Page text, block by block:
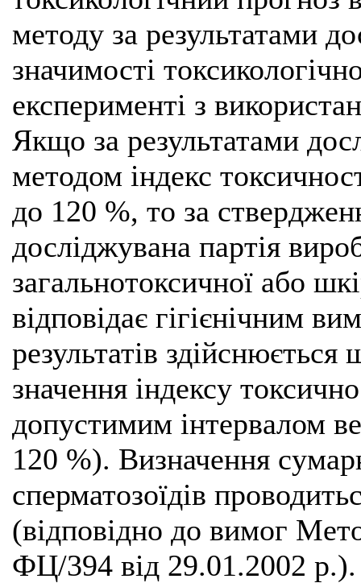
методу за результатами
значимості
експерименті з
Якщо за результатами
методом індекс
до 120 %, то за
досліджувана партія
загальнотоксичної або
відповідає гігієнічним
результатів
значення індексу
допустимим інтервалом
120 %). Визначення
сперматозоїдів
(відповідно до вимог
ФЦ/394 від 29.01.2002 р.).